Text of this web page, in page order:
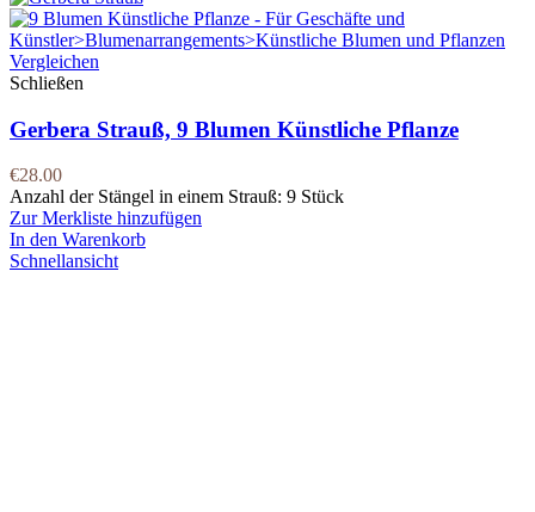
Vergleichen
Schließen
Gerbera Strauß, 9 Blumen Künstliche Pflanze
€28.00
Anzahl der Stängel in einem Strauß: 9 Stück
Zur Merkliste hinzufügen
In den Warenkorb
Schnellansicht